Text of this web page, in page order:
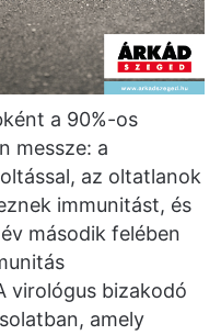
a 90%-os
messze: a
az oltatlanok
immunitást, és
második felében
virológus bizakodó
amely